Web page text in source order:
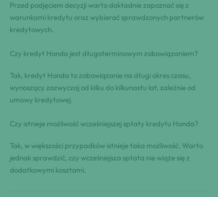
Przed podjęciem decyzji warto dokładnie zapoznać się z
warunkami kredytu oraz wybierać sprawdzonych partnerów
kredytowych.
Czy kredyt Honda jest długoterminowym zobowiązaniem?
Tak, kredyt Honda to zobowiązanie na długi okres czasu,
wynoszący zazwyczaj od kilku do kilkunastu lat, zależnie od
umowy kredytowej.
Czy istnieje możliwość wcześniejszej spłaty kredytu Honda?
Tak, w większości przypadków istnieje taka możliwość. Warto
jednak sprawdzić, czy wcześniejsza spłata nie wiąże się z
dodatkowymi kosztami.